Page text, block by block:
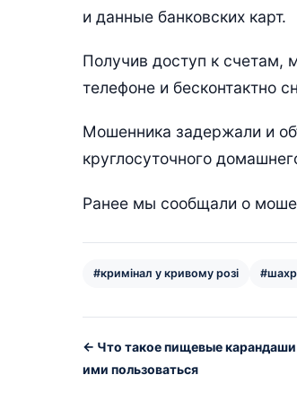
и данные банковских карт.
Получив доступ к счетам,
телефоне и бесконтактно
Мошенника задержали и
круглосуточного
Ранее мы сообщали о
#кримінал у кривому розі
← Что такое пищевые карандаши
ими пользоваться